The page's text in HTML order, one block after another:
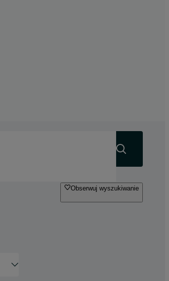
Obserwuj wyszukiwanie